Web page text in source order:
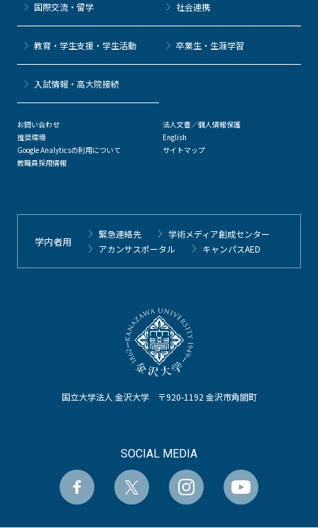
国立大学法人 金沢大学 〒920-1192 金沢市角間町
SOCIAL MEDIA
国際交流・留学 社会連携
教育・学生支援・学生活動 卒業生・生涯学習
⼊試情報・高大院接続
お問い合わせ
推奨環境
Google Analyticsの利用について
教職員採用情報
法人文書／個人情報保護
English
サイトマップ
学内者用
緊急連絡先
学術メディア創成センター
アカンサスポータル
キャンパスAED